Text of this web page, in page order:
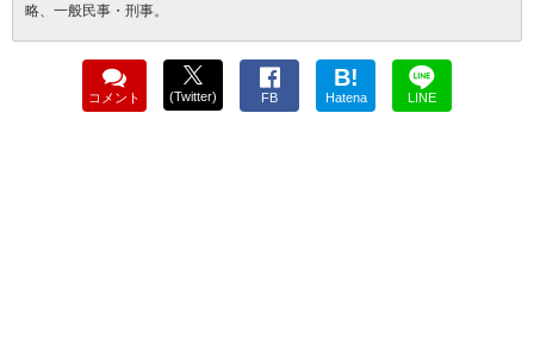
略、一般民事・刑事。
コメント (Twitter) FB
B!
Hatena LINE